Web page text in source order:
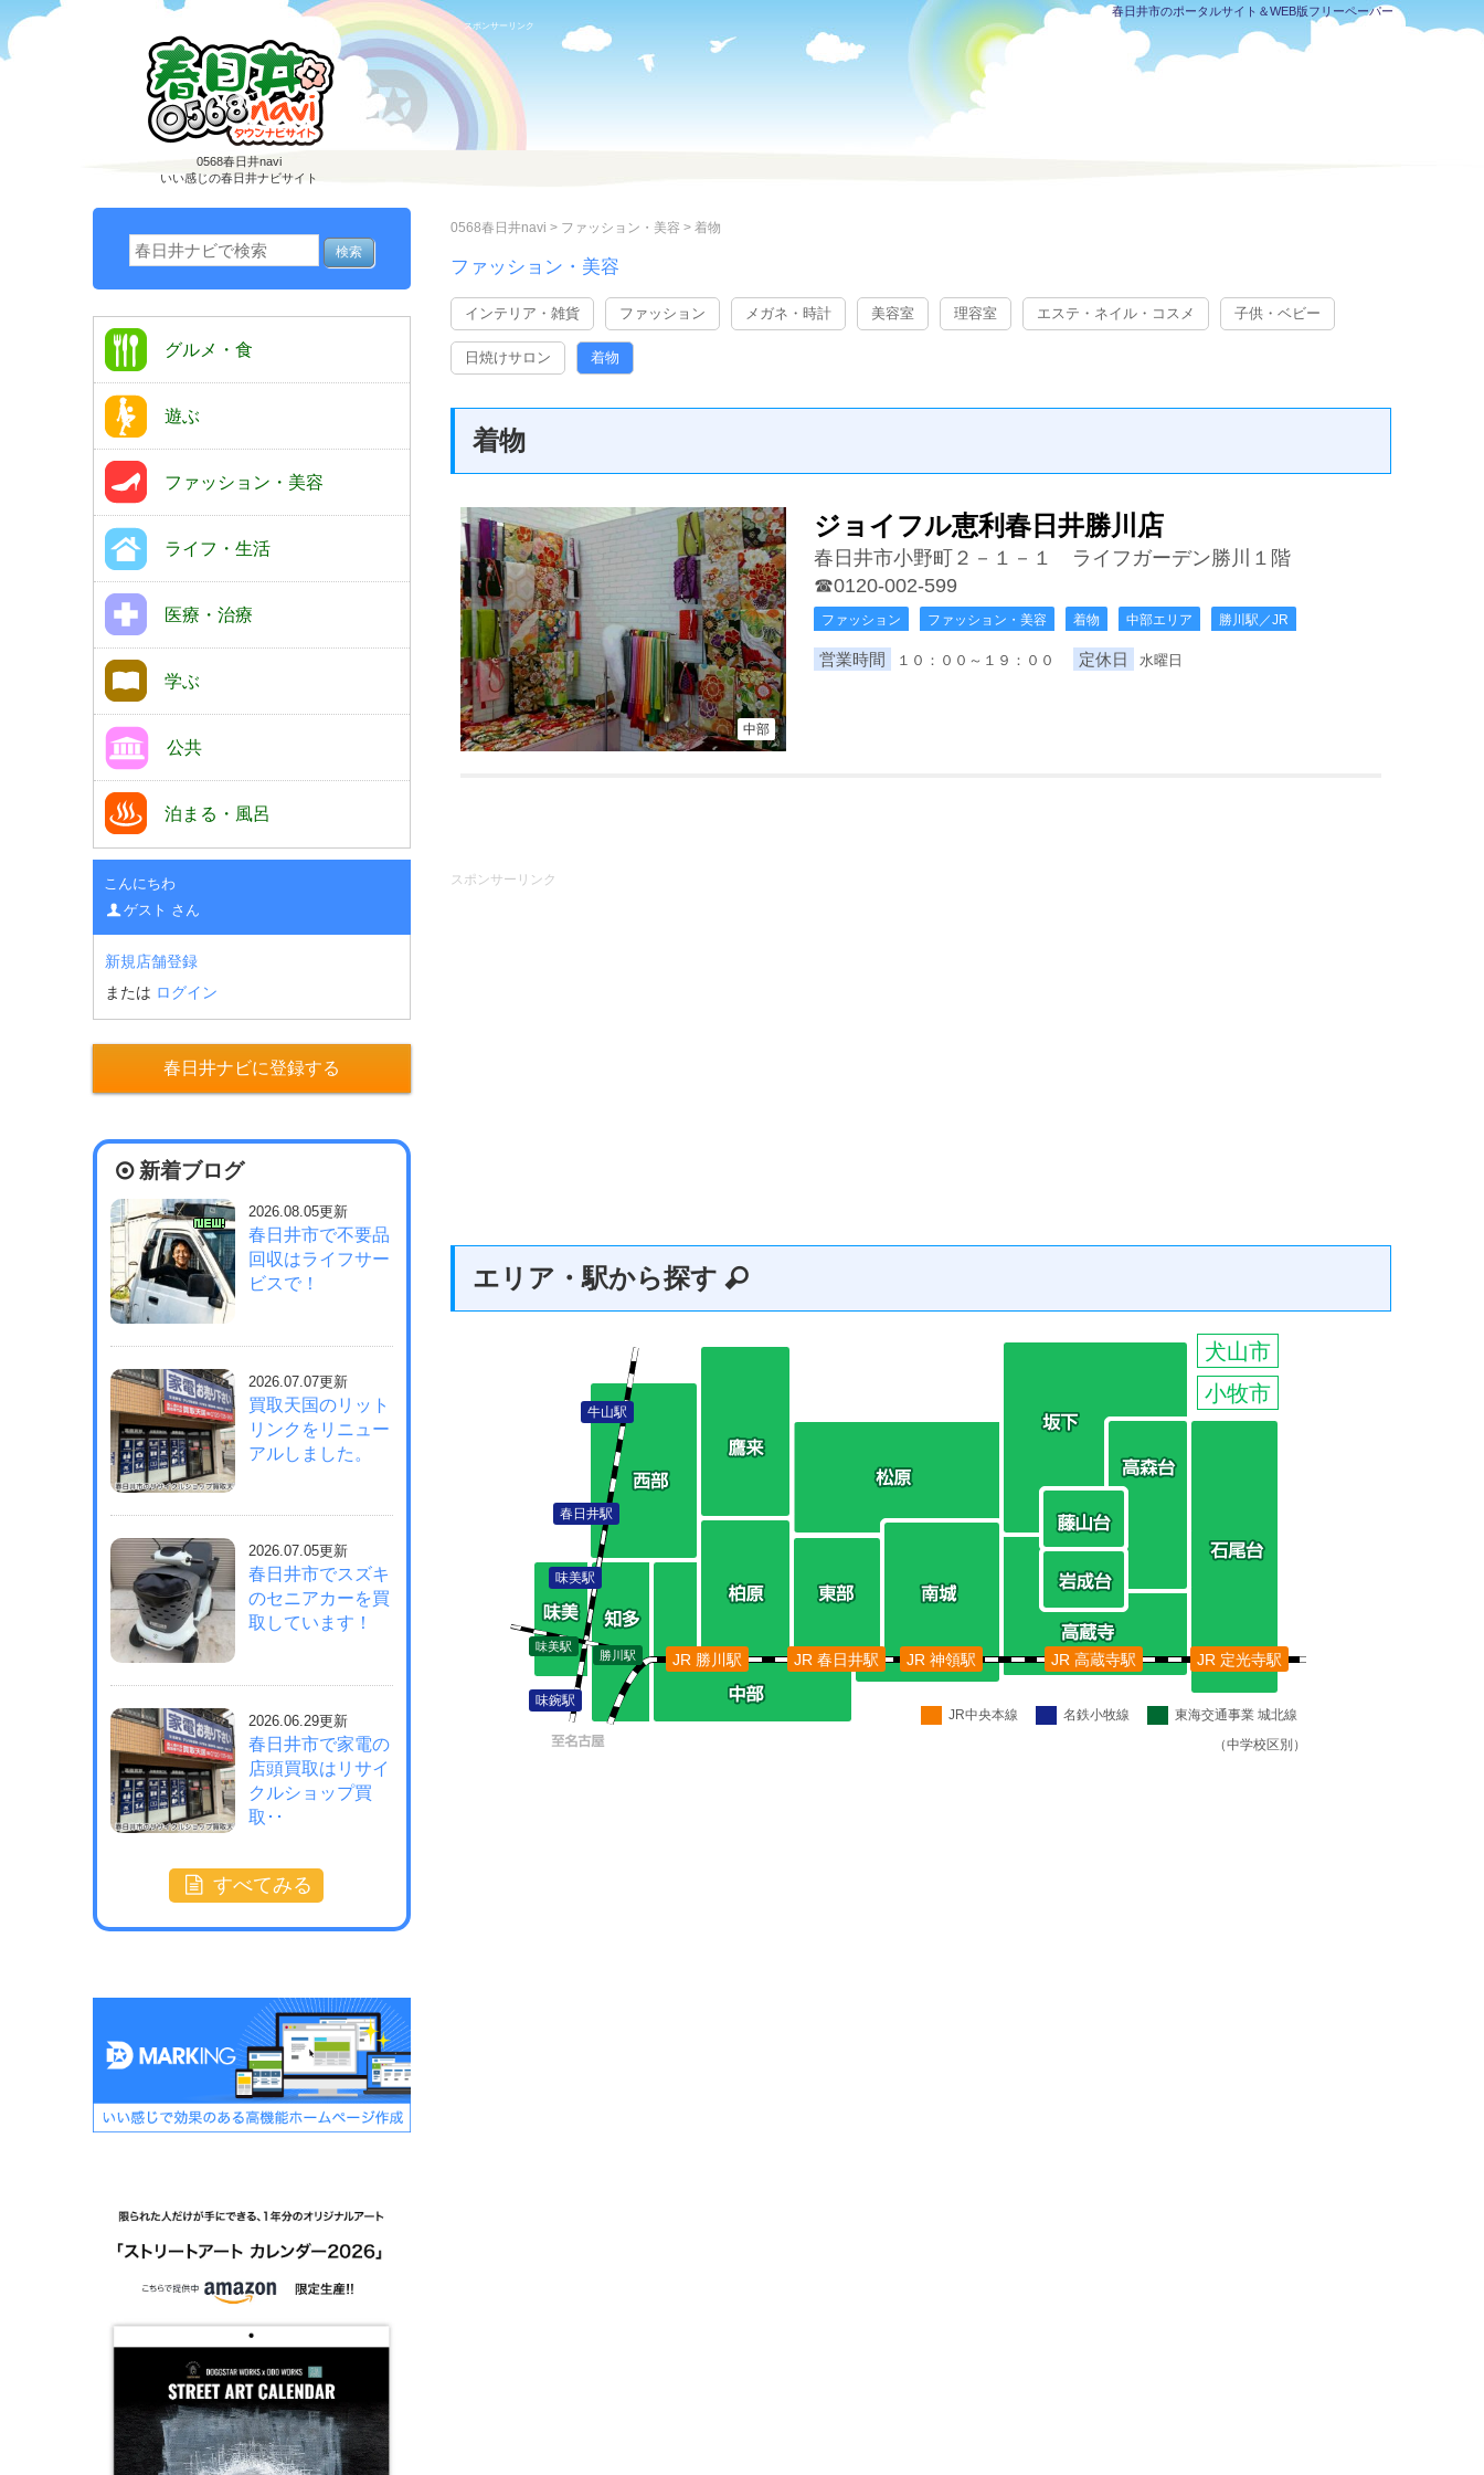
春日井市のポータルサイト＆WEB版フリーペーパー
0568春日井navi
いい感じの春日井ナビサイト
スポンサーリンク
0568春日井navi > ファッション・美容 > 着物
ファッション・美容
インテリア・雑貨 ファッション メガネ・時計 美容室 理容室 エステ・ネイル・コスメ 子供・ベビー
日焼けサロン 着物
着物
中部
ジョイフル恵利春日井勝川店
春日井市小野町２－１－１ ライフガーデン勝川１階
☎0120-002-599
ファッション ファッション・美容 着物 中部エリア 勝川駅／JR
営業時間 １０：００～１９：００ 定休日 水曜日
スポンサーリンク
エリア・駅から探す
味美駅
勝川駅
味鋺駅
味美駅
春日井駅
牛山駅
JR 勝川駅 JR 春日井駅 JR 神領駅 JR 高蔵寺駅 JR 定光寺駅
小牧市
犬山市
JR中央本線 名鉄小牧線
東海交通事業 城北線
（中学校区別）
グルメ・食
遊ぶ
ファッション・美容
ライフ・生活
医療・治療
学ぶ
公共
泊まる・風呂
こんにちわ
ゲスト さん
新規店舗登録
または ログイン
春日井ナビに登録する
新着ブログ
2026.08.05更新
春日井市で不要品
回収はライフサー
ビスで！
2026.07.07更新
買取天国のリット
リンクをリニュー
アルしました。
2026.07.05更新
春日井市でスズキ
のセニアカーを買
取しています！
2026.06.29更新
春日井市で家電の
店頭買取はリサイ
クルショップ買
取･･
すべてみる